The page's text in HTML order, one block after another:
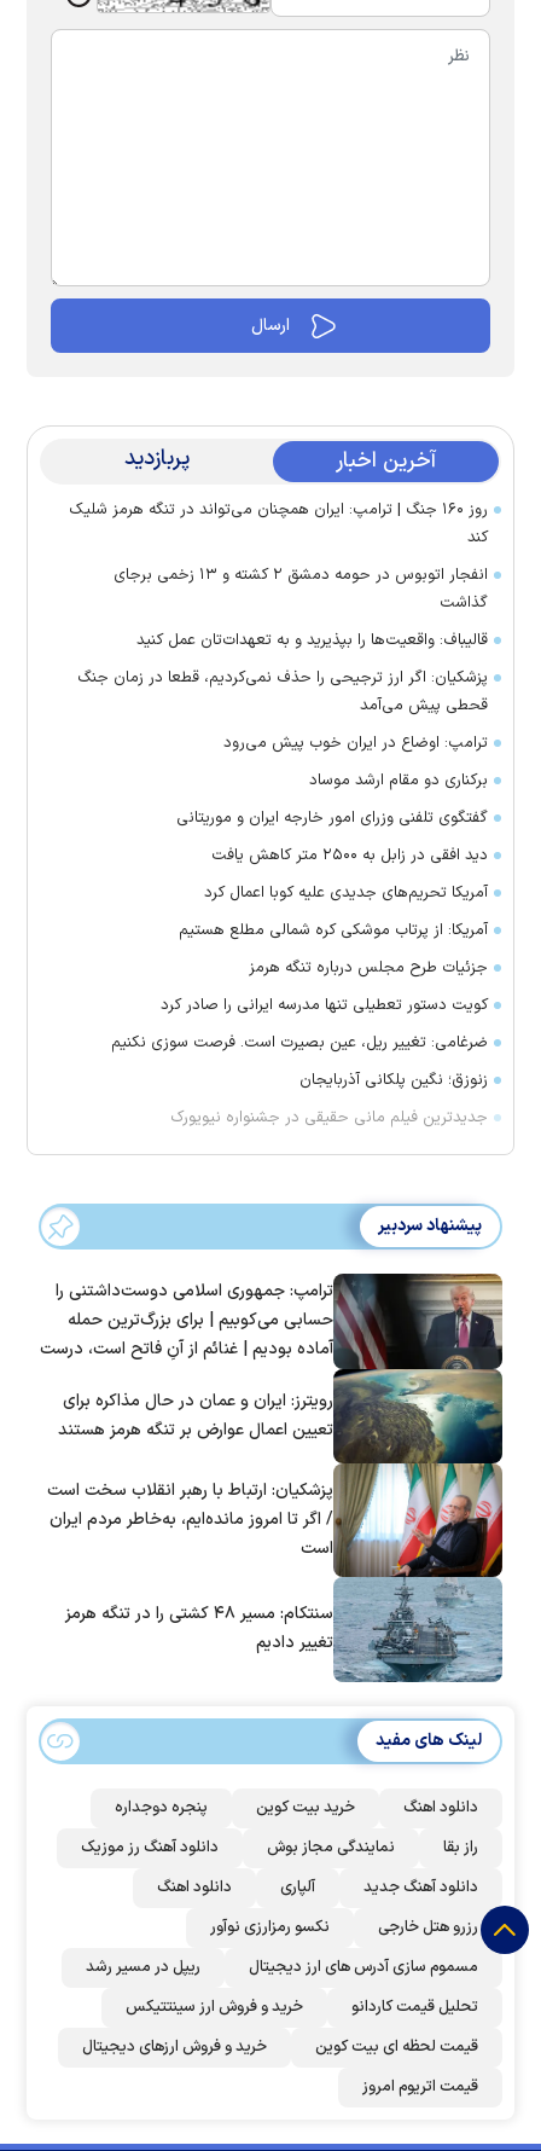
آخرین اخبار پربازدید
روز ۱۶۰ جنگ | ترامپ: ایران همچنان می‌تواند در تنگه هرمز شلیک
کند
انفجار اتوبوس در حومه دمشق ۲ کشته و ۱۳ زخمی برجای
گذاشت
قالیباف: واقعیت‌ها را بپذیرید و به تعهدات‌تان عمل کنید
پزشکیان: اگر ارز ترجیحی را حذف نمی‌کردیم، قطعا در زمان جنگ
قحطی پیش می‌آمد
ترامپ: اوضاع در ایران خوب پیش می‌رود
برکناری دو مقام ارشد موساد
گفتگوی تلفنی وزرای امور خارجه ایران و موریتانی
دید افقی در زابل به ۲۵۰۰ متر کاهش یافت
آمریکا تحریم‌های جدیدی علیه کوبا اعمال کرد
آمریکا: از پرتاب موشکی کره شمالی مطلع هستیم
جزئیات طرح مجلس درباره تنگه هرمز
کویت دستور تعطیلی تنها مدرسه ایرانی را صادر کرد
ضرغامی: تغییر ریل، عین بصیرت است. فرصت سوزی نکنیم
زنوزق؛ نگین پلکانی آذربایجان
جدیدترین فیلم مانی حقیقی در جشنواره نیویورک
پیشنهاد سردبیر
ترامپ: جمهوری اسلامی دوست‌داشتنی را
حسابی می‌کوبیم | برای بزرگ‌ترین حمله
آماده بودیم | غنائم از آنِ فاتح است، درست
رویترز: ایران و عمان در حال مذاکره برای
تعیین اعمال عوارض بر تنگه هرمز هستند
پزشکیان: ارتباط با رهبر انقلاب سخت است
/ اگر تا امروز مانده‌ایم، به‌خاطر مردم ایران
است
سنتکام: مسیر ۴۸ کشتی را در تنگه هرمز
تغییر دادیم
لینک های مفید
دانلود اهنگ خرید بیت کوین
پنجره دوجداره
راز بقا
نمایندگی مجاز بوش
دانلود آهنگ رز‌ موزیک
دانلود آهنگ جدید
آلپاری
دانلود اهنگ
رزرو هتل خارجی
نکسو رمزارزی نوآور
مسموم سازی آدرس های ارز دیجیتال
ریپل در مسیر رشد
تحلیل قیمت کاردانو
خرید و فروش ارز سینتتیکس
قیمت لحظه ای بیت کوین
خرید و فروش ارزهای دیجیتال
قیمت اتریوم امروز